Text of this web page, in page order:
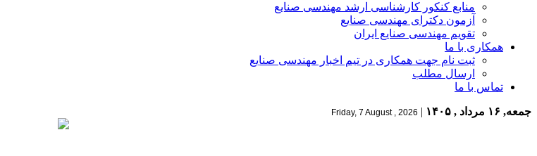
منابع کنکور کارشناسی ارشد مهندسی صنایع
آزمون دکترای مهندسی صنایع
تقویم مهندسی صنایع ایران
همکاری با ما
ثبت نام جهت همکاری در تیم اخبار مهندسی صنایع
ارسال مطلب
تماس با ما
جمعه, ۱۶ مرداد , ۱۴۰۵ |
Friday, 7 August , 2026